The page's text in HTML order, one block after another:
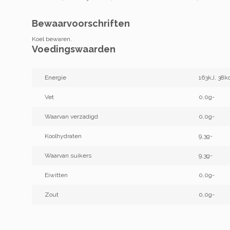
Bewaarvoorschriften
Koel bewaren.
Voedingswaarden
Energie 163kJ,
Vet 0,0g-
Waarvan verzadigd 0,0g-
Koolhydraten 9,3g-
Waarvan suikers 9,3g-
Eiwitten 0,0g-
Zout 0,0g-